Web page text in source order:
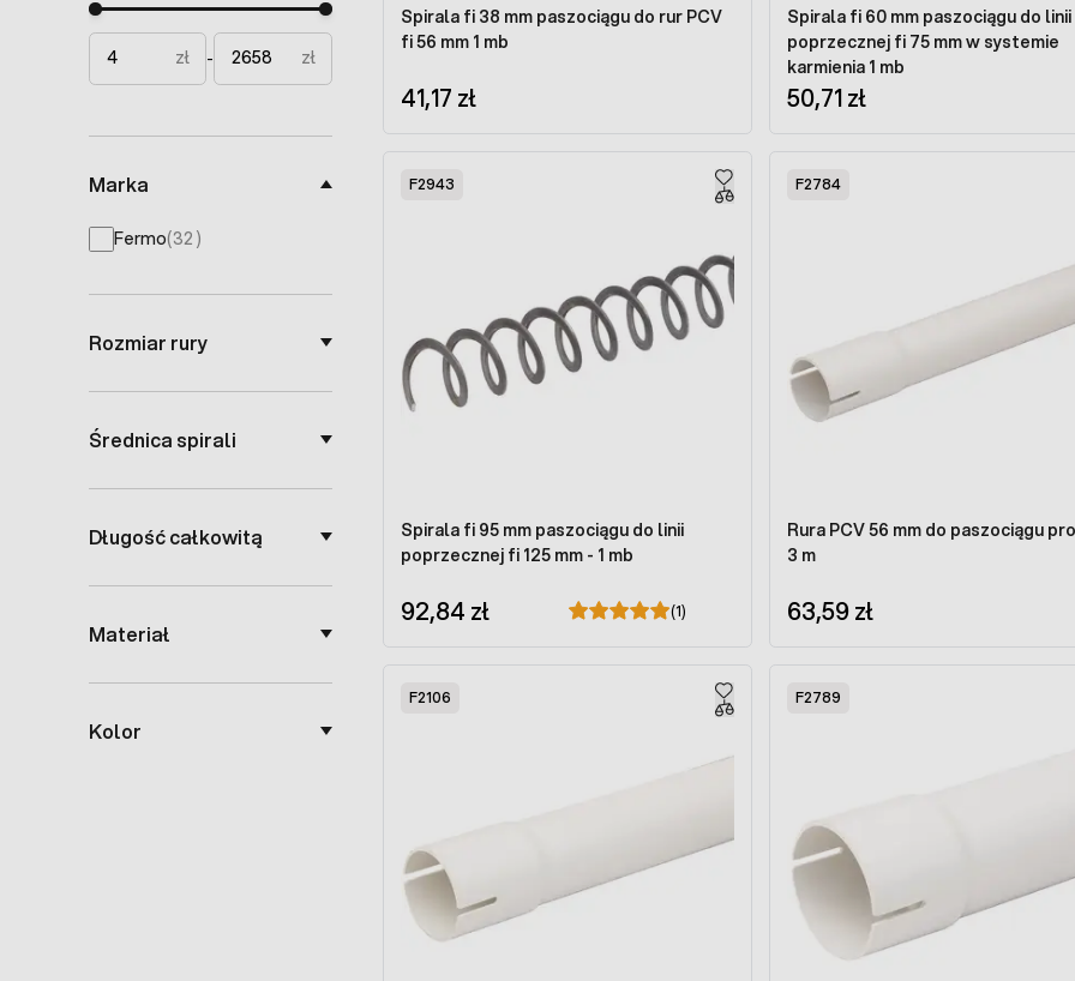
Minimal price
Maximum price
zł
- zł
Marka
Fermo(32 products available
)
Rozmiar rury
Średnica spirali
Długość całkowitą
Materiał
Kolor
Spirala fi 38 mm paszociągu do rur PCV
fi 56 mm 1 mb
41,17 zł
Spirala fi 60 mm paszociągu do linii
poprzecznej fi 75 mm w systemie
karmienia 1 mb
50,71 zł
F2943
Spirala fi 95 mm paszociągu do linii
poprzecznej fi 125 mm - 1 mb
92,84 zł (1)
F2784
Rura PCV 56 mm do paszociągu
3 m
63,59 zł
F2106 F2789